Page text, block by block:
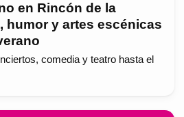
en Rincón de la
humor y artes escénicas
comedia y teatro hasta el